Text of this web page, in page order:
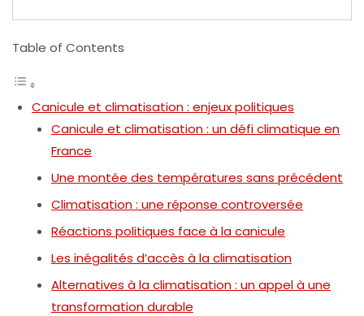
Table of Contents
Canicule et climatisation : enjeux politiques
Canicule et climatisation : un défi climatique en
France
Une montée des températures sans précédent
Climatisation : une réponse controversée
Réactions politiques face à la canicule
Les inégalités d’accès à la climatisation
Alternatives à la climatisation : un appel à une
transformation durable